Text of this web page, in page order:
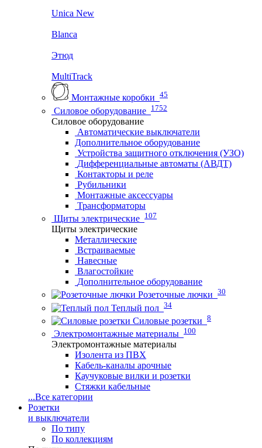
Unica New
Blanca
Этюд
MultiTrack
Монтажные коробки 45
Силовое оборудование 1752
Силовое оборудование
Автоматические выключатели
Дополнительное оборудование
Устройства защитного отключения (УЗО)
Дифференциальные автоматы (АВДТ)
Контакторы и реле
Рубильники
Монтажные аксессуары
Трансформаторы
Щиты электрические 107
Щиты электрические
Металлические
Встраиваемые
Навесные
Влагостойкие
Дополнительное оборудование
Розеточные лючки 30
Теплый пол 34
Силовые розетки 8
Электромонтажные материалы 100
Электромонтажные материалы
Изолента из ПВХ
Кабель-каналы арочные
Каучуковые вилки и розетки
Стяжки кабельные
...Все категории
Розетки
и выключатели
По типу
По коллекциям